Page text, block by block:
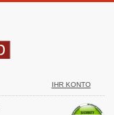
IHR KONTO